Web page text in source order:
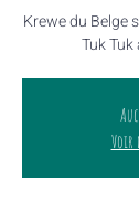
Krewe du Belge
Tuk
Voir